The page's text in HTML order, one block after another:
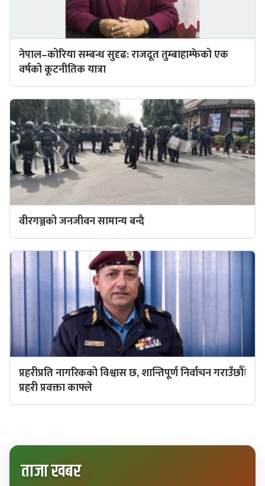
नेपाल–कोरिया सम्बन्ध सुदृढ: राजदूत तुम्बाहाम्फेको एक
वर्षको कूटनीतिक यात्रा
वीरगञ्जको जनजीवन सामान्य बन्दै
प्रहरीप्रति नागरिकको विश्वास छ, शान्तिपूर्ण निर्वाचन गराउँछौँः
प्रहरी प्रवक्ता काफ्ले
ताजा खबर